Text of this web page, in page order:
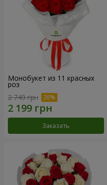
Монобукет из 11 красных
роз
2 749 грн
Заказать